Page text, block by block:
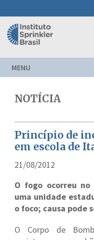
NOTÍCIA
Princípio de
em escola de
21/08/2012
O fogo ocorreu
uma unidade
o foco; causa pode
O Corpo de